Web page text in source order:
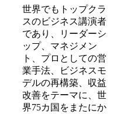
世界でもトップクラ
スのビジネス講演者
であり、リーダーシ
ップ、マネジメン
ト、プロとしての営
業手法、ビジネスモ
デルの再構築、収益
改善をテーマに、世
界75カ国をまたにか